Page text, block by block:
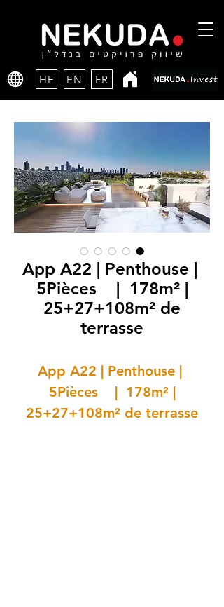
HE EN FR
App A22 | Penthouse |
5Pièces | 178m² |
25+27+108m² de
terrasse
App A22 | Penthouse |
5Pièces | 178m² |
25+27+108m² de terrasse